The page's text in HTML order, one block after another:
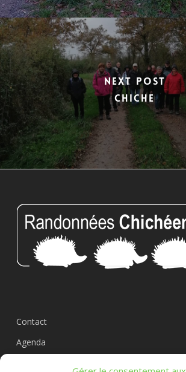
Next Post
CHICHE
Contact
Agenda